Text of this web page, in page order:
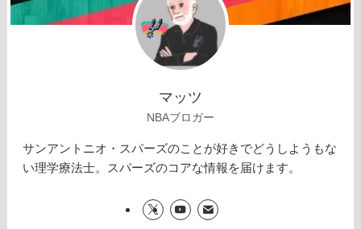
マッツ
NBAブロガー
サンアントニオ・スパーズのことが好きでどうしようもな
い理学療法士。スパーズのコアな情報を届けます。